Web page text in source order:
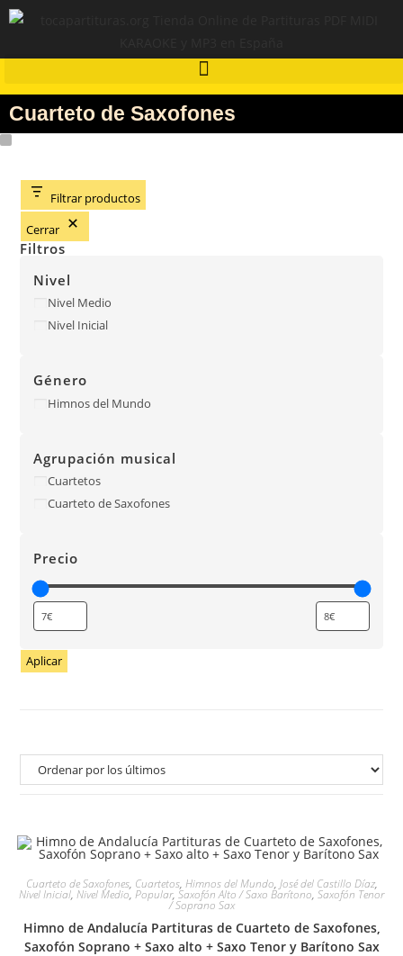
Cuarteto de Saxofones
Filtrar productos
Cerrar
Filtros
Nivel
Nivel Medio
Nivel Inicial
Género
Himnos del Mundo
Agrupación musical
Cuartetos
Cuarteto de Saxofones
Precio
Aplicar
Cuarteto de Saxofones, Cuartetos, Himnos del Mundo, José del Castillo Díaz,
Nivel Inicial, Nivel Medio, Popular, Saxofón Alto / Saxo Barítono, Saxofón Tenor
/ Soprano Sax
Himno de Andalucía Partituras de Cuarteto de Saxofones,
Saxofón Soprano + Saxo alto + Saxo Tenor y Barítono Sax